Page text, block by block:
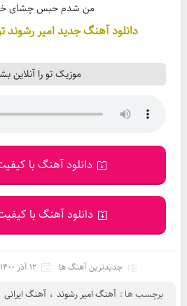
من شدم حبس چشای
دانلود آهنگ جدید امیر رشوند
موزیک تو را آنلاین
دانلود آهنگ با کیفیت
دانلود آهنگ با کیفیت
جدیدترین آهنگ ها 12 آذر 1400
برچسب ها : آهنگ امیر رشوند ، آهنگ ایرانی